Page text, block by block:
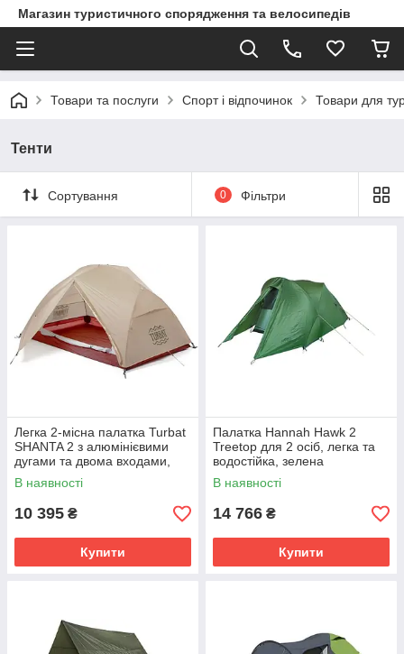
Магазин туристичного спорядження та велосипедів
Товари та послуги Спорт і відпочинок Товари для
Тенти
Сортування 0 Фільтри
Легка 2-місна палатка Turbat
SHANTA 2 з алюмінієвими
дугами та двома входами,
для кемпінгу весна-осінь,
2350 г.
В наявності
10 395 ₴
Купити
Палатка Hannah Hawk 2
Treetop для 2 осіб, легка та
водостійка, зелена
В наявності
14 766 ₴
Купити